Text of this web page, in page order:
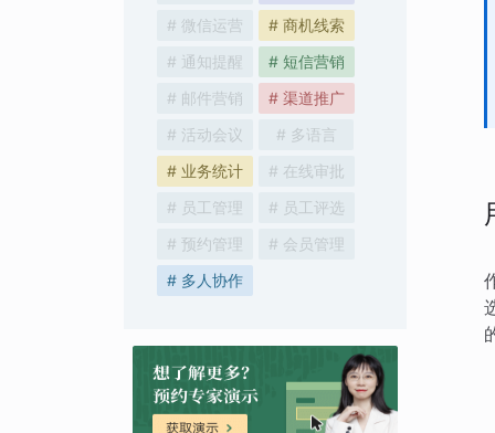
# 微信运营
# 商机线索
# 通知提醒
# 短信营销
# 邮件营销
# 渠道推广
# 活动会议
# 多语言
# 业务统计
# 在线审批
# 员工管理
# 员工评选
# 预约管理
# 会员管理
# 多人协作